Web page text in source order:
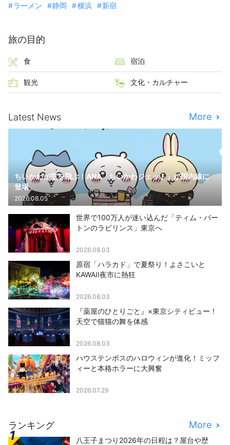
ラーメン
静岡 横浜 新宿
旅の目的
食 宿泊
観光 文化・カルチャー
Latest News More
ちいかわが空を飛ぶ！ANA「ちいかわジェット」が国内線に
登場
2026.08.05
世界で100万人が迷い込んだ「ティム・バー
トンのラビリンス」東京へ
2026.08.03
原宿「ハラカド」で夏祭り！よさこいと
KAWAII夜市に熱狂
2026.08.03
『薬屋のひとりごと』×東京シティビュー！
天空で猫猫の舞を体感
2026.08.03
ハウステンボスのハロウィンが進化！ミッフ
ィーと本格ホラーに大興奮
2026.07.29
ランキング More
八王子まつり2026年の日程は？屋台や歴